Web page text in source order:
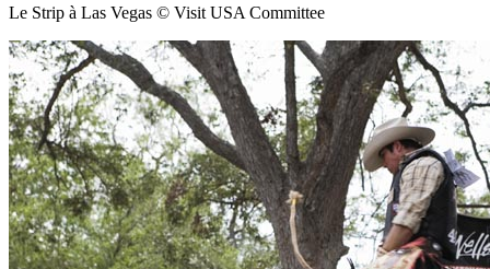
Le Strip à Las Vegas © Visit USA Committee